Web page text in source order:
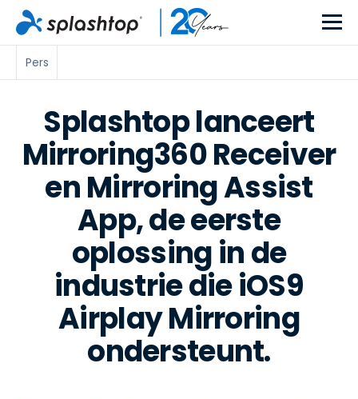
Pers
Splashtop lanceert
Mirroring360 Receiver
en Mirroring Assist
App, de eerste
oplossing in de
industrie die iOS9
Airplay Mirroring
ondersteunt.